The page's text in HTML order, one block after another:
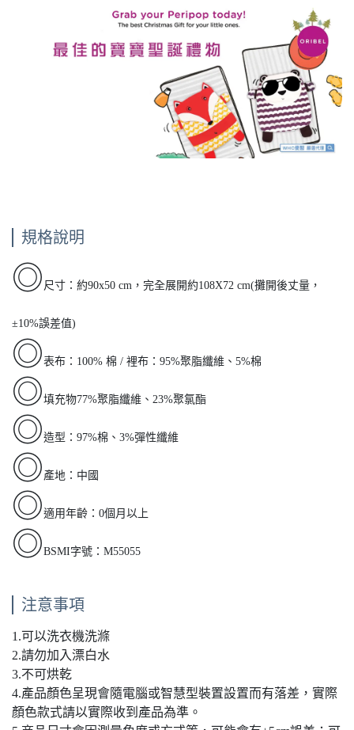
規格說明
◎ 尺寸：約90x50 cm，完全展開約108X72 cm(攤開後丈量，
±10%誤差值)
◎表布：100% 棉 / 裡布：95%聚脂纖維、5%棉
◎填充物77%聚脂纖維、23%聚氯酯
◎造型：97%棉、3%彈性纖維
◎ 產地：中國
◎適用年齡：0個月以上
◎BSMI字號：M55055
注意事項
1.可以洗衣機洗滌
2.請勿加入漂白水
3.不可烘乾
4.產品顏色呈現會隨電腦或智慧型裝置設置而有落差，實際
顏色款式請以實際收到產品為準。